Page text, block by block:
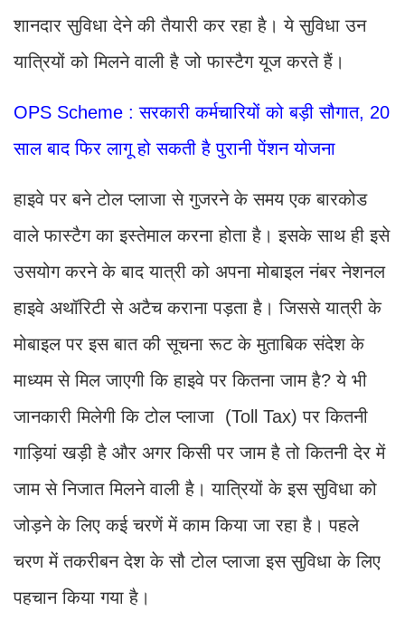
शानदार सुविधा देने की तैयारी कर रहा है। ये सुविधा उन
यात्रियों को मिलने वाली है जो फास्टैग यूज करते हैं।
OPS Scheme : सरकारी कर्मचारियों को बड़ी सौगात, 20
साल बाद फिर लागू हो सकती है पुरानी पेंशन योजना
हाइवे पर बने टोल प्लाजा से गुजरने के समय एक बारकोड
वाले फास्टैग का इस्तेमाल करना होता है। इसके साथ ही इसे
उसयोग करने के बाद यात्री को अपना मोबाइल नंबर नेशनल
हाइवे अथॉरिटी से अटैच कराना पड़ता है। जिससे यात्री के
मोबाइल पर इस बात की सूचना रूट के मुताबिक संदेश के
माध्यम से मिल जाएगी कि हाइवे पर कितना जाम है? ये भी
जानकारी मिलेगी कि टोल प्लाजा (Toll Tax) पर कितनी
गाड़ियां खड़ी है और अगर किसी पर जाम है तो कितनी देर में
जाम से निजात मिलने वाली है। यात्रियों के इस सुविधा को
जोड़ने के लिए कई चरणें में काम किया जा रहा है। पहले
चरण में तकरीबन देश के सौ टोल प्लाजा इस सुविधा के लिए
पहचान किया गया है।